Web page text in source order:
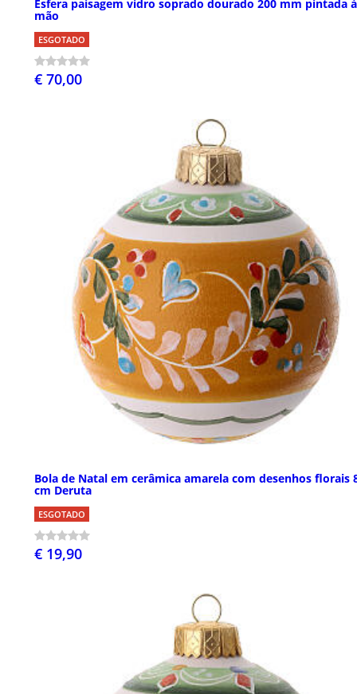
Esfera paisagem vidro soprado dourado 200 mm pintada à
mão
ESGOTADO
€ 70,00
Bola de Natal em cerâmica amarela com desenhos florais
cm Deruta
ESGOTADO
€ 19,90